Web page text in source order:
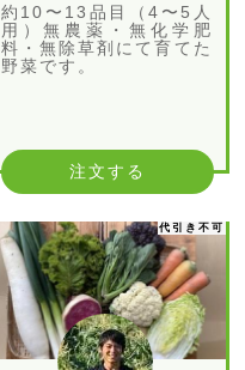
約10〜13品目（4〜5人
用）無農薬・無化学肥
料・無除草剤にて育てた
野菜です。
注文する
代引き不可